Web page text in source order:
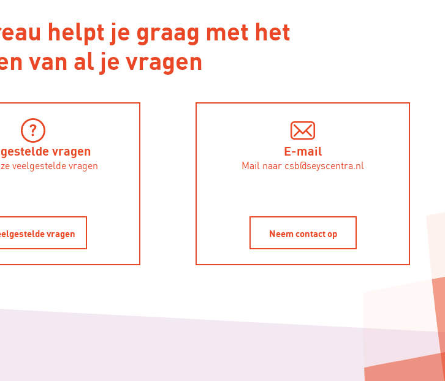
helpt je graag met het
van al je vragen
vragen
veelgestelde vragen
vragen
E-mail
Mail naar csb@seyscentra.nl
Neem contact op